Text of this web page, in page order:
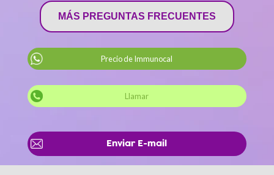
MÁS PREGUNTAS FRECUENTES
Precio de Immunocal
Llamar
Enviar E-mail